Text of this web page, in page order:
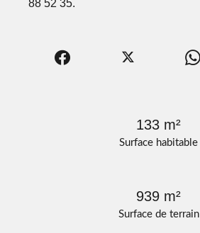
Surface habitable
133 m²
Surface de terrain
939 m²
88 52 35.